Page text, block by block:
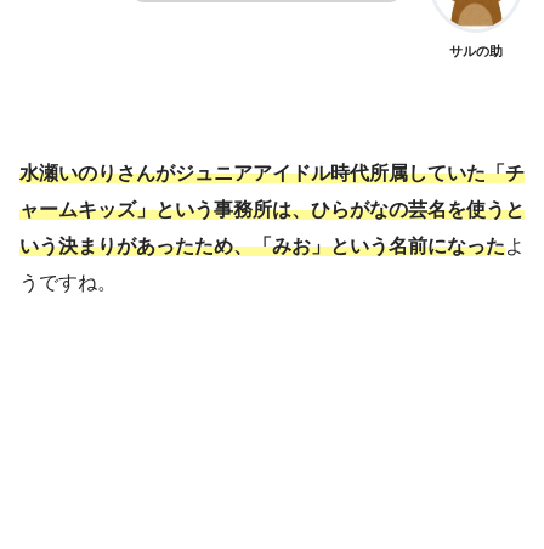
サルの助
水瀬いのりさんがジュニアアイドル時代所属していた「チ
ャームキッズ」という事務所は、ひらがなの芸名を使うと
いう決まりがあったため、「みお」という名前になったよ
うですね。